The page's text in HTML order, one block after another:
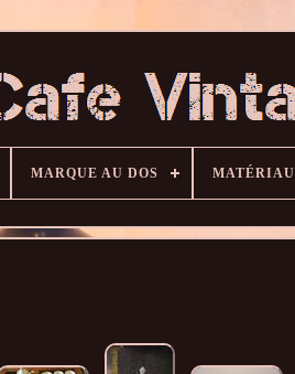
MARQUE AU DOS MATÉRIAU